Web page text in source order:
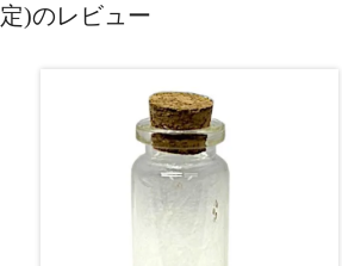
定)のレビュー